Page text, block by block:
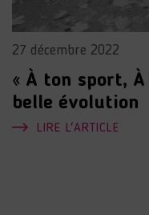
27 décembre 2022
« À ton sport,
belle évolution
LIRE L'ARTICLE